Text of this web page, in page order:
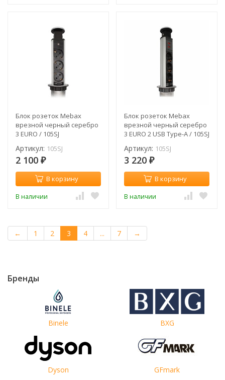
Блок розеток Mebax
врезной черный серебро
3 EURO / 105SJ
Артикул: 105SJ
2 100 ₽
В корзину
В наличии
Блок розеток Mebax
врезной черный серебро
3 EURO 2 USB Type-A / 105SJ
Артикул: 105SJ
3 220 ₽
В корзину
В наличии
← 1 2 3 4 ... 7 →
Бренды
Binele BXG
Dyson GFmark